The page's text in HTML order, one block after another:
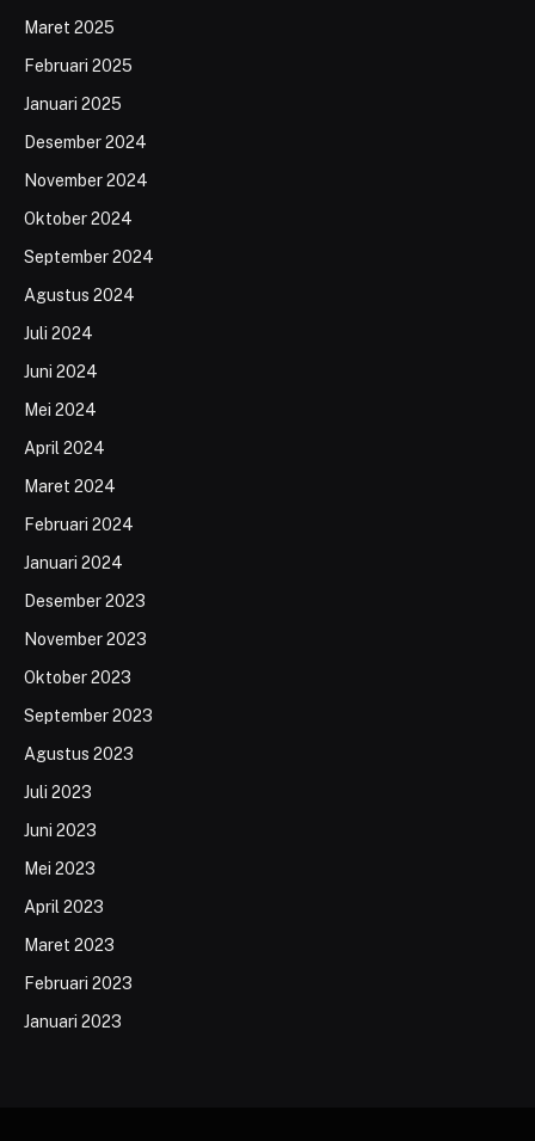
Maret 2025
Februari 2025
Januari 2025
Desember 2024
November 2024
Oktober 2024
September 2024
Agustus 2024
Juli 2024
Juni 2024
Mei 2024
April 2024
Maret 2024
Februari 2024
Januari 2024
Desember 2023
November 2023
Oktober 2023
September 2023
Agustus 2023
Juli 2023
Juni 2023
Mei 2023
April 2023
Maret 2023
Februari 2023
Januari 2023